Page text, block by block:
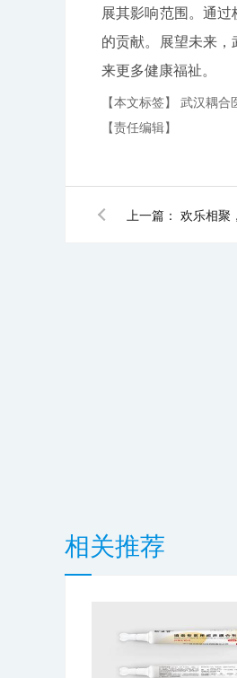
展其影响范围。通
的贡献。展望未来
来更多健康福祉。
【本文标签】 武汉耦合
【责任编辑】
上一篇：
相关推荐